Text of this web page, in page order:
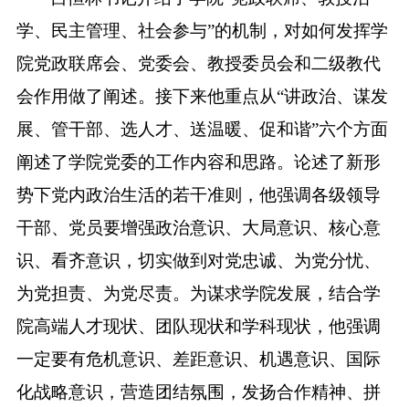
学、民主管理、社会参与”的机制，对如何发挥学
院党政联席会、党委会、教授委员会和二级教代
会作用做了阐述。接下来他重点从“讲政治、谋发
展、管干部、选人才、送温暖、促和谐”六个方面
阐述了学院党委的工作内容和思路。论述了新形
势下党内政治生活的若干准则，他强调各级领导
干部、党员要增强政治意识、大局意识、核心意
识、看齐意识，切实做到对党忠诚、为党分忧、
为党担责、为党尽责。为谋求学院发展，结合学
院高端人才现状、团队现状和学科现状，他强调
一定要有危机意识、差距意识、机遇意识、国际
化战略意识，营造团结氛围，发扬合作精神、拼